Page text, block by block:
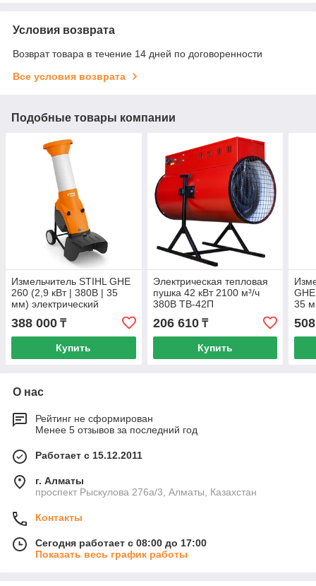
Условия возврата
Возврат товара в течение 14 дней по договоренности
Все условия возврата
Подобные товары компании
Измельчитель STIHL GHE
260 (2,9 кВт | 380В | 35
мм) электрический
388 000 ₸
Купить
Электрическая тепловая
пушка 42 кВт 2100 м³/ч
380В ТВ-42П
206 610₸
Купить
35
О нас
Рейтинг не сформирован
Менее 5 отзывов за последний год
Работает с 15.12.2011
г. Алматы
проспект Рыскулова 276а/3, Алматы, Казахстан
Контакты
Сегодня работает с 08:00 до 17:00
Показать весь график работы